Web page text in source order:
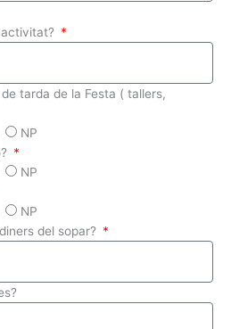
tarda de la Festa ( tallers,
NP
NP
NP
del sopar?